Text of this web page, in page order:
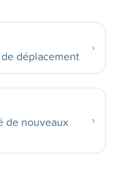
déplacement
de nouveaux